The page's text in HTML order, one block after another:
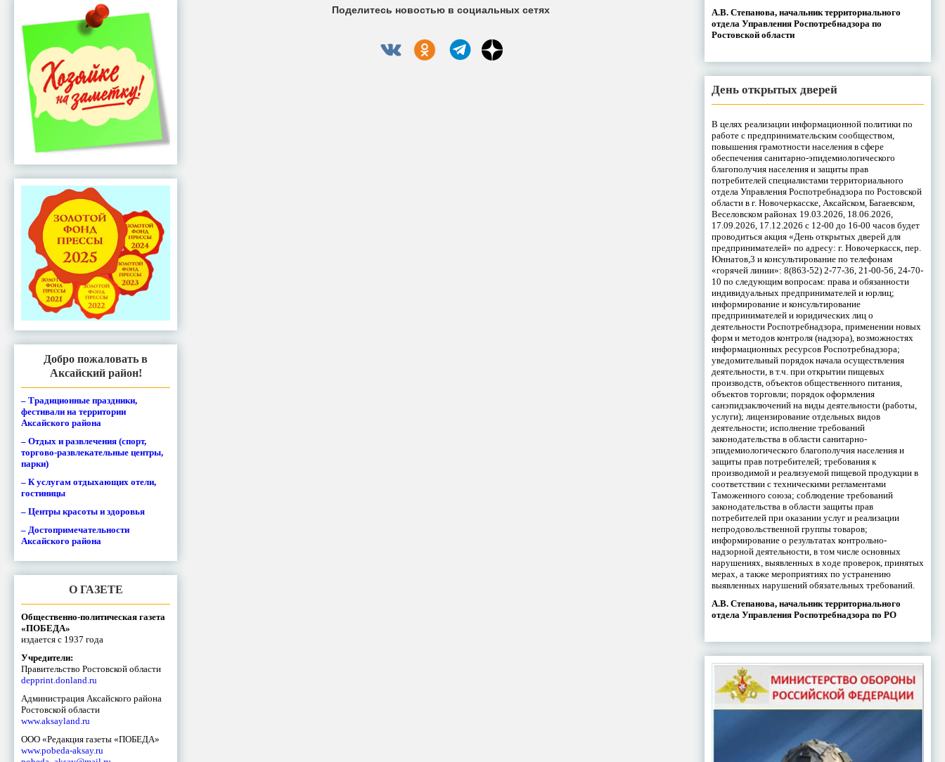
Добро пожаловать в
Аксайский район!
– Традиционные праздники,
фестивали на территории
Аксайского района
– Отдых и развлечения (спорт,
торгово-развлекательные центры,
парки)
– К услугам отдыхающих отели,
гостиницы
– Центры красоты и здоровья
– Достопримечательности
Аксайского района
О ГАЗЕТЕ
Общественно-политическая газета
«ПОБЕДА»
издается с 1937 года
Учредители:
Правительство Ростовской области
depprint.donland.ru
Администрация Аксайского района
Ростовской области
www.aksayland.ru
ООО «Редакция газеты «ПОБЕДА»
www.pobeda-aksay.ru
Поделитесь новостью в социальных сетях
А.В. Степанова, начальник территориального
отдела Управления Роспотребнадзора по
Ростовской области
День открытых дверей
В целях реализации информационной политики по
работе с предпринимательским сообществом,
повышения грамотности населения в сфере
обеспечения санитарно-эпидемиологического
благополучия населения и защиты прав
потребителей специалистами территориального
отдела Управления Роспотребнадзора по Ростовской
области в г. Новочеркасске, Аксайском, Багаевском,
Веселовском районах 19.03.2026, 18.06.2026,
17.09.2026, 17.12.2026 с 12-00 до 16-00 часов будет
проводиться акция «День открытых дверей для
предпринимателей» по адресу: г. Новочеркасск, пер.
Юннатов,3 и консультирование по телефонам
«горячей линии»: 8(863-52) 2-77-36, 21-00-56, 24-70-
10 по следующим вопросам: права и обязанности
индивидуальных предпринимателей и юрлиц;
информирование и консультирование
предпринимателей и юридических лиц о
деятельности Роспотребнадзора, применении новых
форм и методов контроля (надзора), возможностях
информационных ресурсов Роспотребнадзора;
уведомительный порядок начала осуществления
деятельности, в т.ч. при открытии пищевых
производств, объектов общественного питания,
объектов торговли; порядок оформления
санэпидзаключений на виды деятельности (работы,
услуги); лицензирование отдельных видов
деятельности; исполнение требований
законодательства в области санитарно-
эпидемиологического благополучия населения и
защиты прав потребителей; требования к
производимой и реализуемой пищевой продукции в
соответствии с техническими регламентами
Таможенного союза; соблюдение требований
законодательства в области защиты прав
потребителей при оказании услуг и реализации
непродовольственной группы товаров;
информирование о результатах контрольно-
надзорной деятельности, в том числе основных
нарушениях, выявленных в ходе проверок, принятых
мерах, а также мероприятиях по устранению
выявленных нарушений обязательных требований.
А.В. Степанова, начальник территориального
отдела Управления Роспотребнадзора по РО